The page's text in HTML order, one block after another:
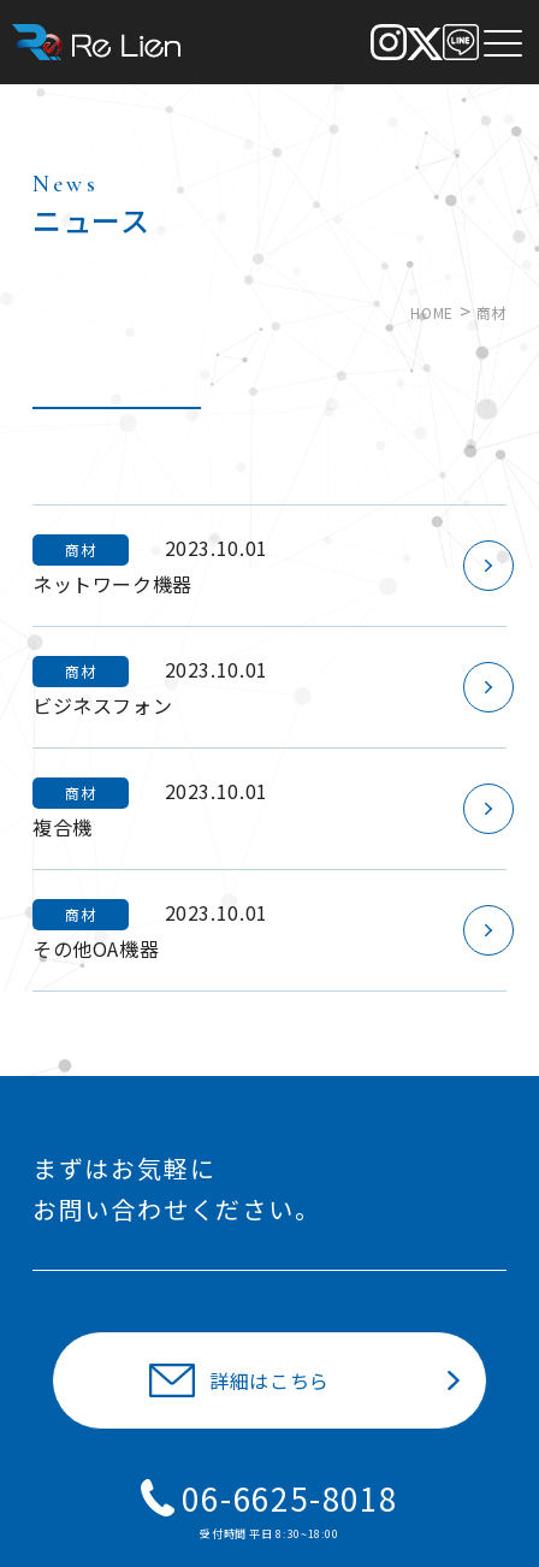
News
ニュース
HOME > 商材
商材
2023.10.01
ネットワーク機器
商材
2023.10.01
ビジネスフォン
商材
2023.10.01
複合機
商材
2023.10.01
その他OA機器
まずはお気軽に
お問い合わせください。
詳細はこちら
06-6625-8018
受付時間 平⽇ 8:30~18:00